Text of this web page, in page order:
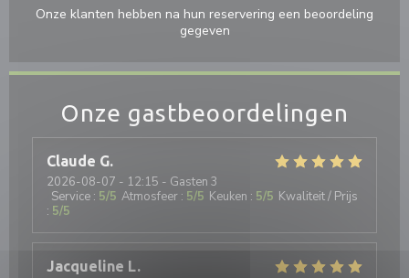
Onze gastbeoordelingen
Claude G
2026-08-07 - 12:15 - Gasten 3
Service : 5/5 Atmosfeer : 5/5 Keuken : 5/5 Kwaliteit / Prijs
: 5/5
Jacqueline L
Onze klanten hebben na hun reservering een beoordeling
gegeven